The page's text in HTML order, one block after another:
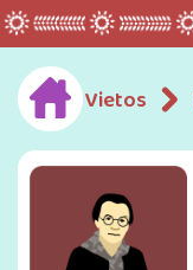
Vietos